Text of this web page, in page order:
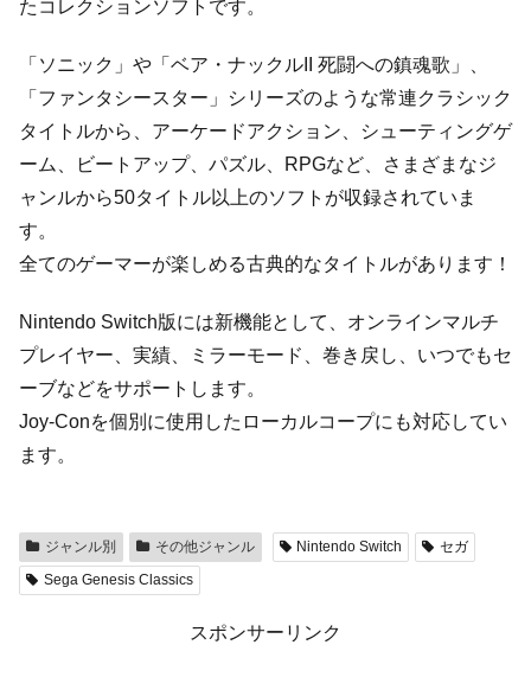
たコレクションソフトです。
「ソニック」や「ベア・ナックルII 死闘への鎮魂歌」、
「ファンタシースター」シリーズのような常連クラシック
タイトルから、アーケードアクション、シューティングゲ
ーム、ビートアップ、パズル、RPGなど、さまざまなジ
ャンルから50タイトル以上のソフトが収録されていま
す。
全てのゲーマーが楽しめる古典的なタイトルがあります！
Nintendo Switch版には新機能として、オンラインマルチ
プレイヤー、実績、ミラーモード、巻き戻し、いつでもセ
ーブなどをサポートします。
Joy-Conを個別に使用したローカルコープにも対応してい
ます。
ジャンル別 その他ジャンル Nintendo Switch
セガ
Sega Genesis Classics
スポンサーリンク